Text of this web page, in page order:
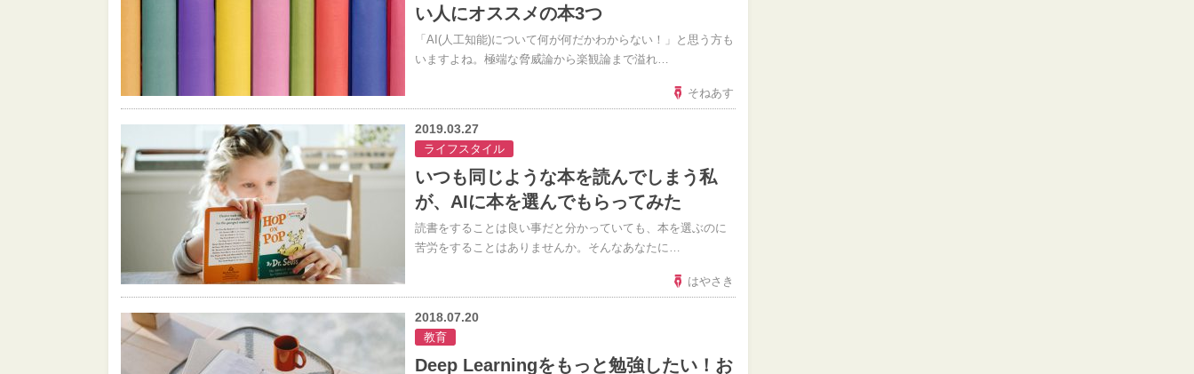
い人にオススメの本3つ
「AI(人工知能)について何が何だかわからない！」と思う方も
いますよね。極端な脅威論から楽観論まで溢れ…
そねあす
2019.03.27
ライフスタイル
いつも同じような本を読んでしまう私
が、AIに本を選んでもらってみた
読書をすることは良い事だと分かっていても、本を選ぶのに
苦労をすることはありませんか。そんなあなたに…
はやさき
2018.07.20
教育
Deep Learningをもっと勉強したい！お